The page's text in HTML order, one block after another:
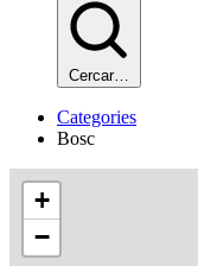
Cercar…
Categories
Bosc
+
−